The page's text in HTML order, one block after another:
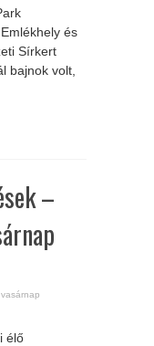
és
Sírkert
bajnok volt,
–
élő